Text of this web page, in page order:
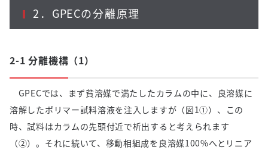
2． GPECの分離原理
2-1 分離機構（1）
GPECでは、まず貧溶媒で満たしたカラムの中に、良溶媒に
溶解したポリマー試料溶液を注入しますが（図1①）、この
時、試料はカラムの先頭付近で析出すると考えられます
（②）。それに続いて、移動相組成を良溶媒100%へとリニア